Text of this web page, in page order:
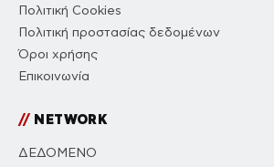
Πολιτική Cookies
Πολιτική προστασίας δεδομένων
Όροι χρήσης
Επικοινωνία
//NETWORK
ΔΕΔΟΜΕΝΟ